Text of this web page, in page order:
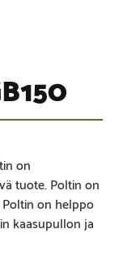
on
tuote. Poltin on
on helppo
kaasupullon ja